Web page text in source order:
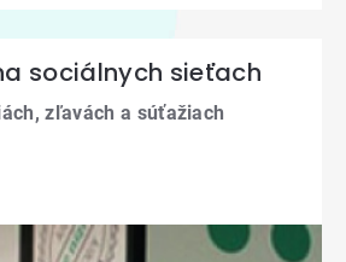
sociálnych sieťach
zľavách a súťažiach